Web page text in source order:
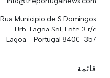
Rua Municipio de S Domingos
Urb. Lagoa Sol, Lote 3 r/c
8400-357 Lagoa - Portugal
قائمة